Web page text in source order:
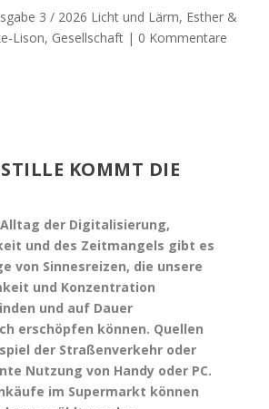
3 / 2026 Licht und Lärm, Esther &
Lison, Gesellschaft | 0 Kommentare
KOMMT DIE
der Digitalisierung,
und des Zeitmangels gibt es
von Sinnesreizen, die unsere
und Konzentration
und auf Dauer
erschöpfen können. Quellen
der Straßenverkehr oder
Nutzung von Handy oder PC.
im Supermarkt können